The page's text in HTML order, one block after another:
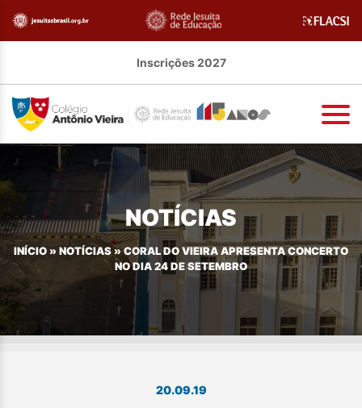
Inscrições 2027
NOTÍCIAS
INÍCIO » NOTÍCIAS »CORAL DO VIEIRA APRESENTA CONCERTO
NO DIA 24 DE SETEMBRO
20.09.19